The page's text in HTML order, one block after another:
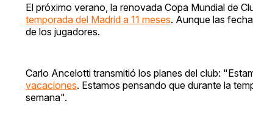
El próximo verano, la renovada Copa Mundial de
temporada del Madrid a 11 meses. Aunque las
de los jugadores.
Carlo Ancelotti transmitió los planes del club:
vacaciones. Estamos pensando que durante la
semana".